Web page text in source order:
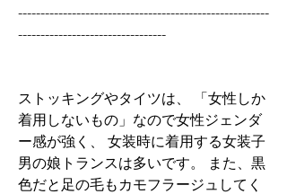
--------------------------------------------------------
---------------------------------
ストッキングやタイツは、 「女性しか
着用しないもの」なので女性ジェンダ
ー感が強く、 女装時に着用する女装子
男の娘トランスは多いです。 また、黒
色だと足の毛もカモフラージュしてく